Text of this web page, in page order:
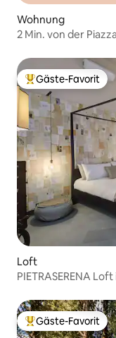
Wohnung
2 Min. von der
Beliebter Gäste-
Gäste-Favorit
Loft
Beliebter Gäste-
Gäste-Favorit